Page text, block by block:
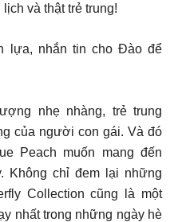
và thật trẻ trung!
lựa, nhắn tin cho Đào để
nhẹ nhàng, trẻ trung
của người con gái. Và đó
Peach muốn mang đến
Không chỉ đem lại những
Collection cũng là một
nhất trong những ngày hè